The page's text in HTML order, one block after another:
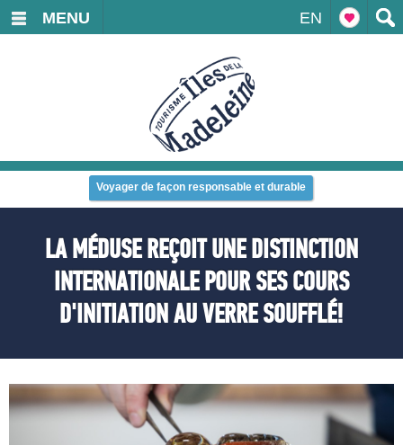
EN
MENU
Voyager de façon responsable et durable
LA MÉDUSE REÇOIT UNE DISTINCTION
INTERNATIONALE POUR SES COURS
D'INITIATION AU VERRE SOUFFLÉ!